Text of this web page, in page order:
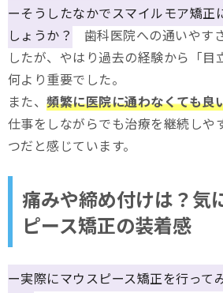
ーそうしたなかでスマイルモア矯正
しょうか？
歯科医院への通いやす
したが、やはり過去の経験から「目
何より重要でした。
また、頻繁に医院に通わなくても良
仕事をしながらでも治療を継続しや
つだと感じています。
痛みや締め付けは？気
ピース矯正の装着感
ー実際にマウスピース矯正を行って